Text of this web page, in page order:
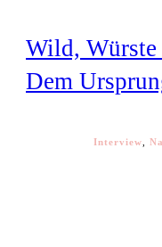
Wild, Würste
Dem
Interview